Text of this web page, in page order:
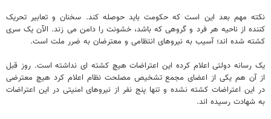
نکته مهم بعد این است که حکومت باید حوصله کند. سخنان و تعابیر تحریک
کننده از ناحیه هر فرد و گروهی که باشد، خشونت را دامن می زند. الآن یک سری
کشته شده اند؛ آسیب به نیروهای انتظامی و معترضان به ضرر ملت است.
یک رسانه دولتی اعلام کرده این اعتراضات هیچ کشته ای نداشته است. روز قبل
از آن هم یکی از اعضای مجمع تشخیص مصلحت نظام اعلام کرد هیچ معترضی
در این اعتراضات کشته نشده و تنها پنج نفر از نیروهای امنیتی در این اعتراضات
به شهادت رسیده اند.